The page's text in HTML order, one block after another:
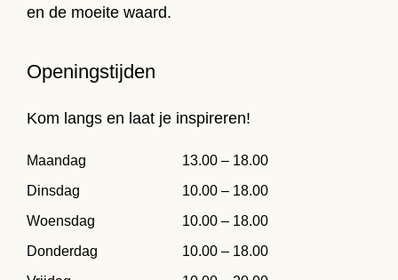
en de moeite waard.
Openingstijden
Kom langs en laat je inspireren!
Maandag
13.00 – 18.00
Dinsdag
10.00 – 18.00
Woensdag
10.00 – 18.00
Donderdag
10.00 – 18.00